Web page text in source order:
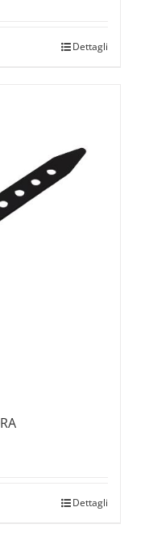
Dettagli
Dettagli